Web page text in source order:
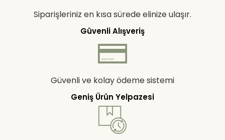
Siparişleriniz en kısa sürede elinize ulaşır.
Güvenli Alışveriş
Güvenli ve kolay ödeme sistemi
Geniş Ürün Yelpazesi